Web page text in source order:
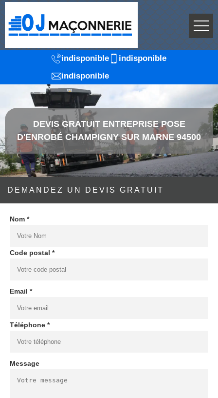
indisponible
indisponible
indisponible
DEVIS GRATUIT ENTREPRISE POSE
D'ENROBÉ CHAMPIGNY SUR MARNE 94500
DEMANDEZ UN DEVIS GRATUIT
Nom *
Code postal *
Email *
Téléphone *
Message